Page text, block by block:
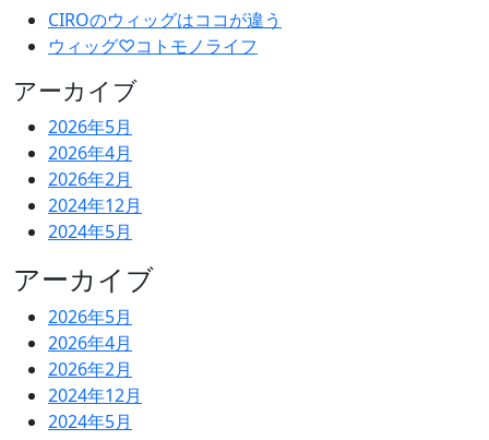
CIROのウィッグはココが違う
ウィッグ♡コトモノライフ
アーカイブ
2026年5月
2026年4月
2026年2月
2024年12月
2024年5月
アーカイブ
2026年5月
2026年4月
2026年2月
2024年12月
2024年5月